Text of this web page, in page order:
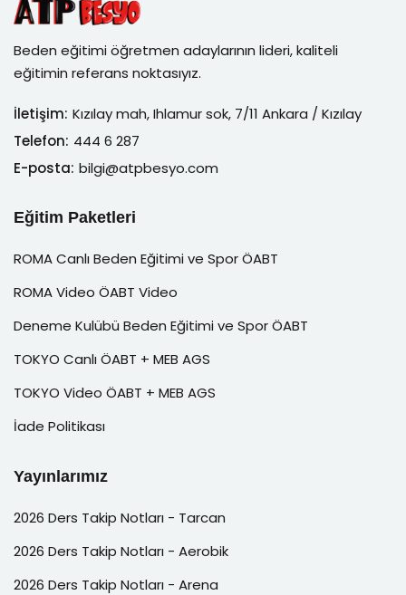
Beden eğitimi öğretmen adaylarının lideri, kaliteli
eğitimin referans noktasıyız.
İletişim: Kızılay mah, Ihlamur sok, 7/11 Ankara / Kızılay
Telefon: 444 6 287
E-posta: bilgi@atpbesyo.com
Eğitim Paketleri
ROMA Canlı Beden Eğitimi ve Spor ÖABT
ROMA Video ÖABT Video
Deneme Kulübü Beden Eğitimi ve Spor ÖABT
TOKYO Canlı ÖABT + MEB AGS
TOKYO Video ÖABT + MEB AGS
İade Politikası
Yayınlarımız
2026 Ders Takip Notları - Tarcan
2026 Ders Takip Notları - Aerobik
2026 Ders Takip Notları - Arena